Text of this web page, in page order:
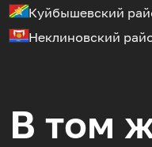
Куйбышевский
Неклиновский
В том